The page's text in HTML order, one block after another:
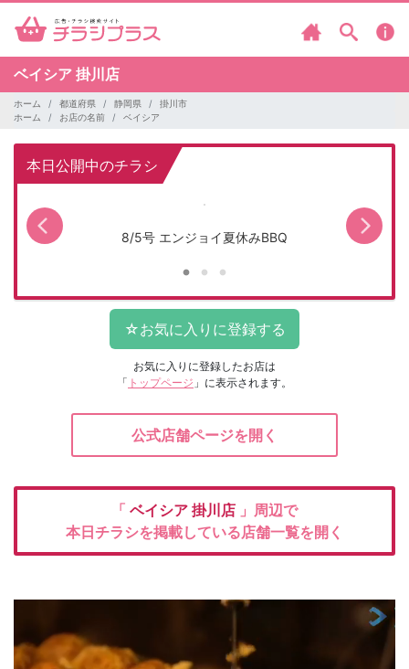
ベイシア 掛川店
ホーム 都道府県 静岡県
掛川市
ホーム
お店の名前 ベイシア
本日公開中のチラシ
8/5号 エンジョイ夏休みBBQ
お気に入りに登録したお店は
「 トップページ 」に表示されます。
公式店舗ページを開く
「 ベイシア 掛川店 」周辺で
本日チラシを掲載している店舗一覧を開く